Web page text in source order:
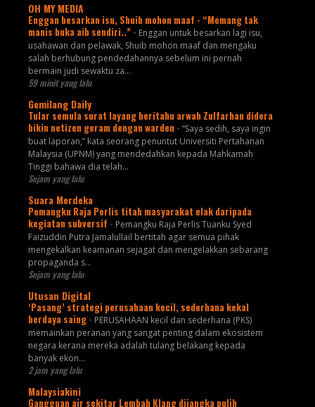
OH MY MEDIA
Enggan besarkan isu, Shuib mohon maaf - “Memang tak
manis buka aib sendiri..” - Enggan untuk besarkan lagi isu,
usahawan dan pelawak, Shuib mohon maaf dan mengaku
salah berhubung pendedahannya sebelum ini pernah
bermain judi sewaktu za...
59 minit yang lalu
Gemilang Daily
Tular semula surat layang beritahu arwah Zulfarhan didera
bikin netizen geram dengan warden - “Saya sedih, saya ingin
buat laporan,” kata seorang penuntut Universiti Pertahanan
Malaysia (UPNM) yang mendedahkan kepada Mahkamah
Tinggi bahawa dia telah...
Sejam yang lalu
Suara Merdeka
Pemangku Raja Perlis titah masyarakat elak daripada
kegiatan subversif - Pemangku Raja Perlis Tuanku Syed
Faizuddin Putra Jamalullail bertitah agar semua pihak
mengekalkan keamanan sejagat dan mengelakkan sebarang
propaganda s...
Sejam yang lalu
Utusan Digital
‘Pasang’ strategi perusahaan kecil, sederhana kekal
berdaya saing - PERUSAHAAN kecil dan sederhana (PKS)
memainkan peranan yang sangat penting dalam ekosistem
negara kerana mereka adalah tulang belakang kepada
banyak ekon...
2 jam yang lalu
Malaysiakini
Gangguan air sekitar Lembah Klang dijangka pulih